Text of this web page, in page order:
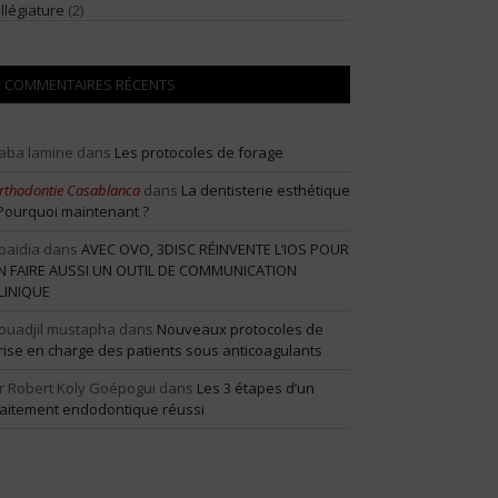
(2)
COMMENTAIRES RÉCENTS
lamine dans Les protocoles de forage
Casablanca dans La dentisterie esthétique
maintenant ?
dans AVEC OVO, 3DISC RÉINVENTE L’IOS POUR
FAIRE AUSSI UN OUTIL DE COMMUNICATION
mustapha dans Nouveaux protocoles de
en charge des patients sous anticoagulants
Robert Koly Goépogui dans Les 3 étapes d’un
endodontique réussi